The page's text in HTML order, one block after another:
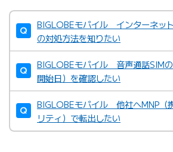
BIGLOBEモバイル インターネッ
の対処方法を知りたい
BIGLOBEモバイル 音声通話SIM
開始日）を確認したい
BIGLOBEモバイル 他社へMNP（
リティ）で転出したい